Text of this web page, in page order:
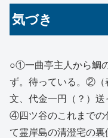
気づき
○①一曲亭主人から鯛
ず。待っている。②（
文、代金一円（？）
④四ツ谷のこれまでの
て霊岸島の清澄宅の